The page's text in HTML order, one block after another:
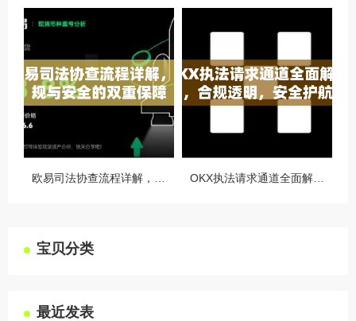
宝贝分类
最近发表